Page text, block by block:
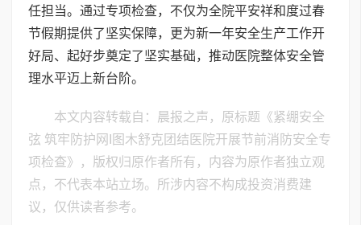
任担当。通过专项检查，不仅为全院平安祥和度过春
节假期提供了坚实保障，更为新一年安全生产工作开
好局、起好步奠定了坚实基础，推动医院整体安全管
理水平迈上新台阶。
本文内容转载自：晨报之声，原标题《紧绷安全
弦 筑牢防护网I图木舒克团结医院开展节前消防安全专
项检查》，版权归原作者所有，内容为原作者独立观
点，不代表本站立场。所涉内容不构成投资消费建
议，仅供读者参考。